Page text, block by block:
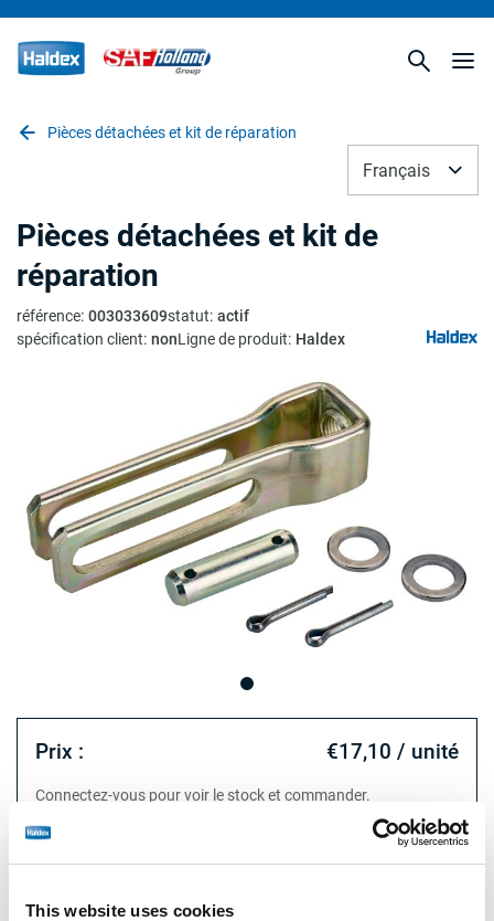
This website uses cookies
Pièces détachées et kit de réparation
Français
Pièces détachées et kit de
réparation
référence: 003033609statut: actif
spécification client: nonLigne de produit: Haldex
Prix : €17,10 / unité
Connectez-vous pour voir le stock et commander.